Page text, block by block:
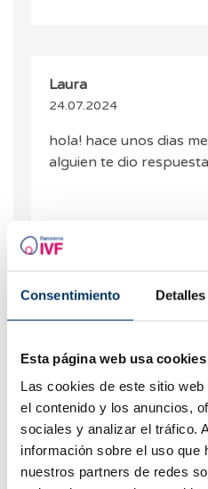
Consentimiento Detalles
Esta página web usa cookies
Las cookies de este sitio
el contenido y los anuncios,
sociales y analizar el tráfico.
información sobre el uso que
nuestros partners de redes
Laura
24.07.2024
hola! hace unos dias
alguien te dio
Pamela
Me hicieron la
después me hice dos
positivos es posible